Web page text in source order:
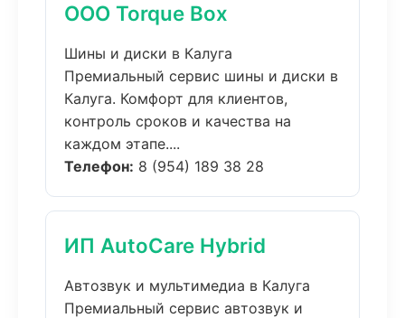
ООО Torque Box
Шины и диски в Калуга
Премиальный сервис шины и диски в
Калуга. Комфорт для клиентов,
контроль сроков и качества на
каждом этапе....
Телефон: 8 (954) 189 38 28
ИП AutoCare Hybrid
Автозвук и мультимедиа в Калуга
Премиальный сервис автозвук и